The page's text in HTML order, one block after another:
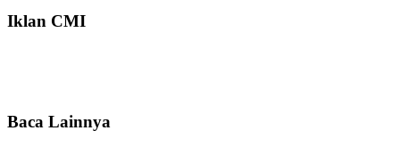
Iklan CMI
Baca Lainnya